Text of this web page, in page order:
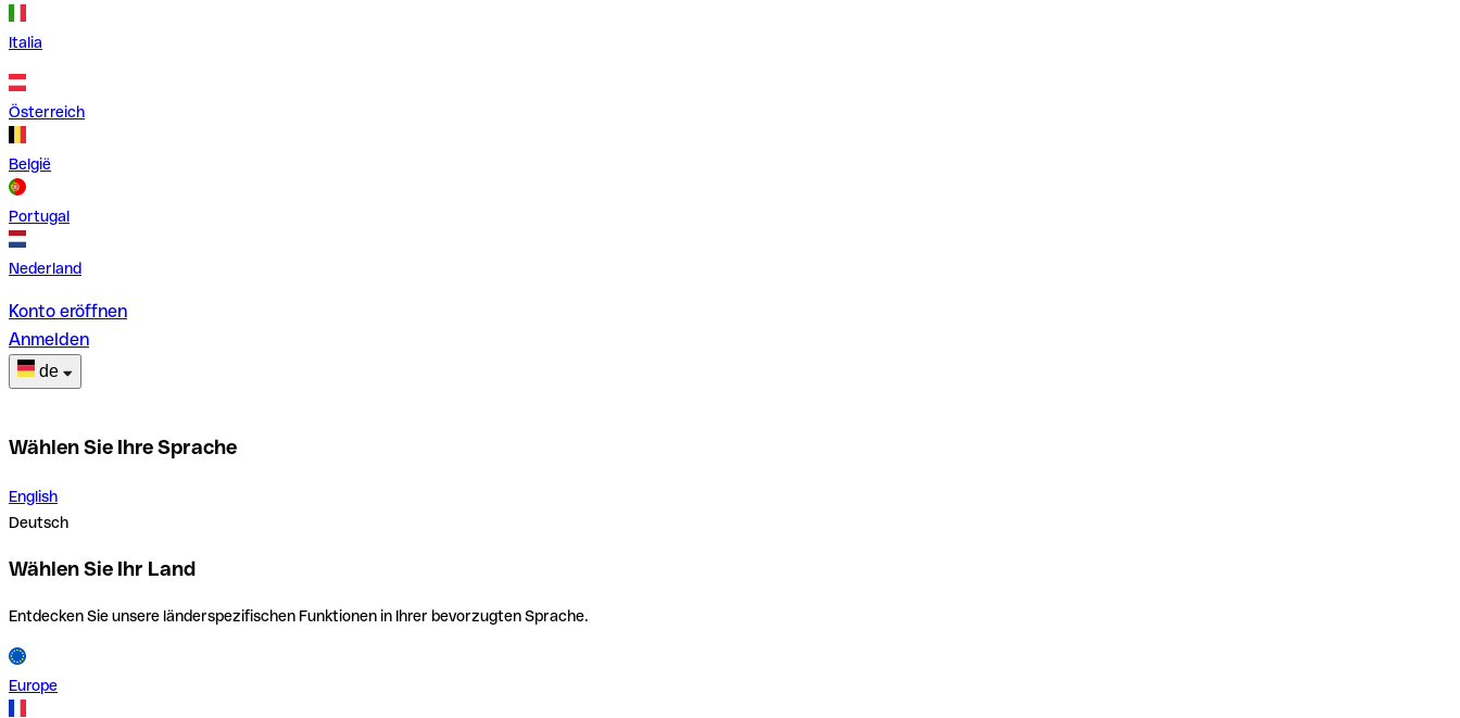
Italia
Österreich
België
Portugal
Nederland
Konto eröffnen
Anmelden
de
Wählen Sie Ihre Sprache
English
Deutsch
Wählen Sie Ihr Land
Entdecken Sie unsere länderspezifischen Funktionen in Ihrer bevorzugten Sprache.
Europe